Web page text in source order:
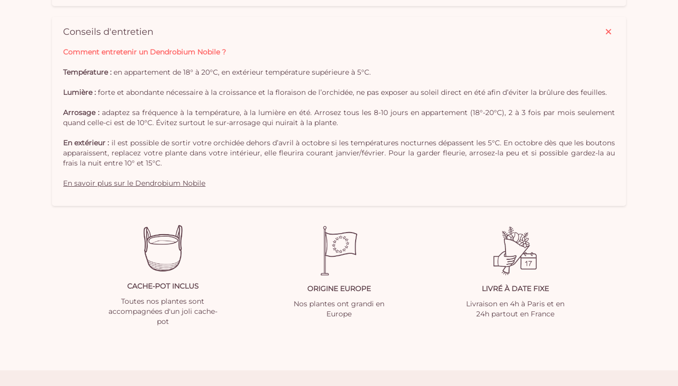
Conseils d'entretien
Comment entretenir un Dendrobium Nobile ?
Température : en appartement de 18° à 20°C, en extérieur température supérieure à 5°C.
Lumière : forte et abondante nécessaire à la croissance et la floraison de l’orchidée, ne pas exposer au soleil direct en été afin d’éviter la brûlure des feuilles.
Arrosage : adaptez sa fréquence à la température, à la lumière en été. Arrosez tous les 8-10 jours en appartement (18°-20°C), 2 à 3 fois par mois seulement
quand celle-ci est de 10°C. Évitez surtout le sur-arrosage qui nuirait à la plante.
En extérieur : il est possible de sortir votre orchidée dehors d’avril à octobre si les températures nocturnes dépassent les 5°C. En octobre dès que les boutons
apparaissent, replacez votre plante dans votre intérieur, elle fleurira courant janvier/février. Pour la garder fleurie, arrosez-la peu et si possible gardez-la au
frais la nuit entre 10° et 15°C.
En savoir plus sur le Dendrobium Nobile
CACHE-POT INCLUS
Toutes nos plantes sont
accompagnées d'un joli cache-
pot
ORIGINE EUROPE
Nos plantes ont grandi en
Europe
LIVRÉ À DATE FIXE
Livraison en 4h à Paris et en
24h partout en France